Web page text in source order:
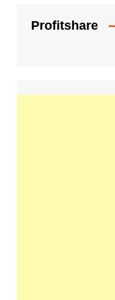
Profitshare